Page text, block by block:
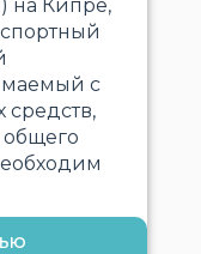
на Кипре,
с
средств,
общего